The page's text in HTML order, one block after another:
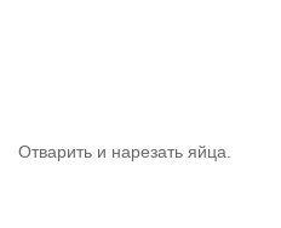
Отварить и нарезать яйца.